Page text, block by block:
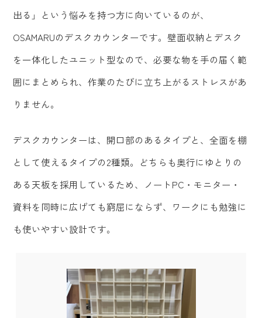
出る」という悩みを持つ方に向いているのが、
OSAMARUのデスクカウンターです。壁面収納とデスク
を一体化したユニット型なので、必要な物を手の届く範
囲にまとめられ、作業のたびに立ち上がるストレスがあ
りません。
デスクカウンターは、開口部のあるタイプと、全面を棚
として使えるタイプの2種類。どちらも奥行にゆとりの
ある天板を採用しているため、ノートPC・モニター・
資料を同時に広げても窮屈にならず、ワークにも勉強に
も使いやすい設計です。